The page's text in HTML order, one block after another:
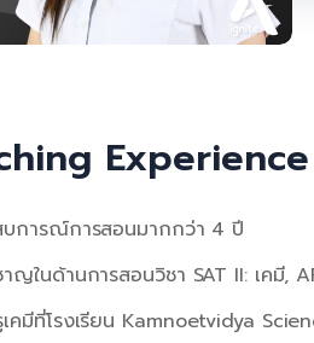
Experience
บการณ์การสอนมากกว่า 4 ปี
าญในด้านการสอนวิชา SAT II: เคมี,
เคมีที่โรงเรียน Kamnoetvidya